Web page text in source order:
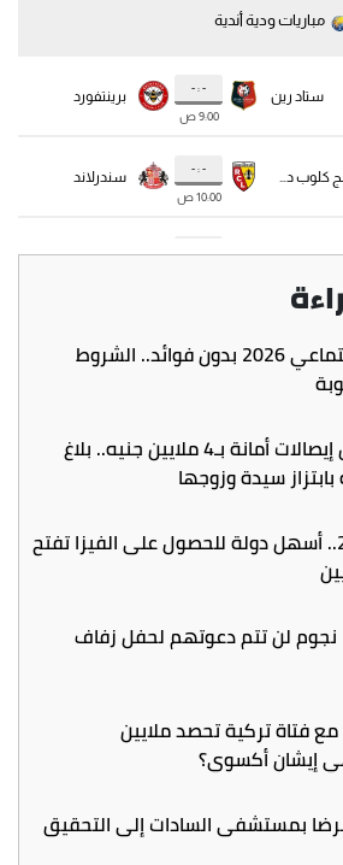
قرض بنك ناصر الاجتماعي 2026 بدون فوائد.. الشروط
التبرع بكليته مقابل إيصالات أمانة بـ4 ملايين جنيه.. بلاغ
سيدة وزوجها
تأشيرة شنجن 2026.. أسهل دولة للحصول على الفيزا تفتح
أبرزهم ميسي.. 10 نجوم لن تتم دعوتهم لحفل زفاف
فتاة تركية تحصد ملايين
إيشان أكسوي؟